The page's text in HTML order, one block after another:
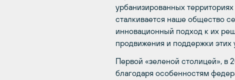
урбанизированных
сталкивается наше общество
инновационный подход к их
продвижения и поддержки этих
Первой «зеленой столицей», в
благодаря особенностям